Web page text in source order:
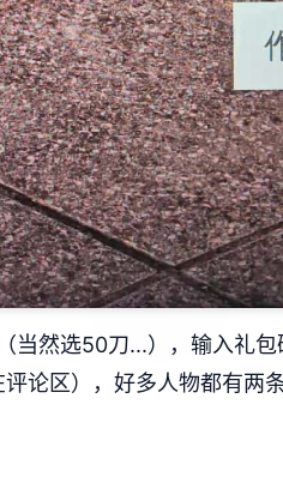
然选50刀...），输入礼
论区），好多人物都有两